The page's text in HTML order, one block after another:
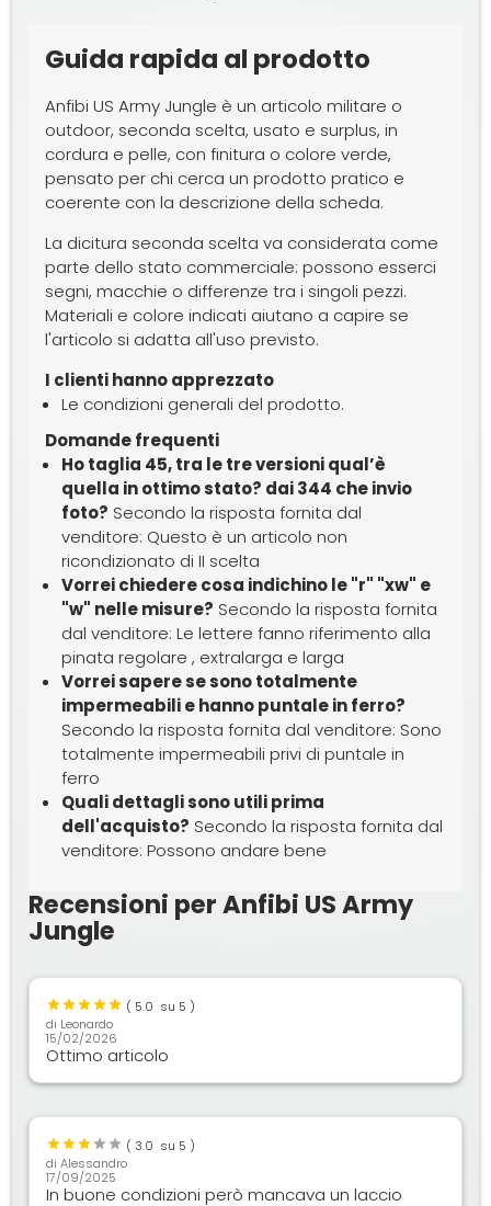
Guida rapida al prodotto
Anfibi US Army Jungle è un articolo militare o
outdoor, seconda scelta, usato e surplus, in
cordura e pelle, con finitura o colore verde,
pensato per chi cerca un prodotto pratico e
coerente con la descrizione della scheda.
La dicitura seconda scelta va considerata come
parte dello stato commerciale: possono esserci
segni, macchie o differenze tra i singoli pezzi.
Materiali e colore indicati aiutano a capire se
l'articolo si adatta all'uso previsto.
I clienti hanno apprezzato
Le condizioni generali del prodotto.
Domande frequenti
Ho taglia 45, tra le tre versioni qual’è
quella in ottimo stato? dai 344 che invio
foto? Secondo la risposta fornita dal
venditore: Questo è un articolo non
ricondizionato di II scelta
Vorrei chiedere cosa indichino le "r" "xw" e
"w" nelle misure? Secondo la risposta fornita
dal venditore: Le lettere fanno riferimento alla
pinata regolare , extralarga e larga
Vorrei sapere se sono totalmente
impermeabili e hanno puntale in ferro?
Secondo la risposta fornita dal venditore: Sono
totalmente impermeabili privi di puntale in
ferro
Quali dettagli sono utili prima
dell'acquisto? Secondo la risposta fornita dal
venditore: Possono andare bene
Recensioni per Anfibi US Army
Jungle
( 5.0 su 5 )
di Leonardo
15/02/2026
Ottimo articolo
( 3.0 su 5 )
diAlessandro
17/09/2025
In buone condizioni però mancava un laccio